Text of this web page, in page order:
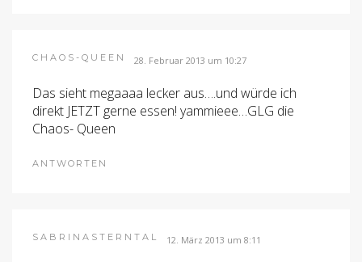
CHAOS-QUEEN 28. Februar 2013 um 10:27
Das sieht megaaaa lecker aus….und würde ich
direkt JETZT gerne essen! yammieee…GLG die
Chaos- Queen
ANTWORTEN
SABRINASTERNTAL 12. März 2013 um 8:11